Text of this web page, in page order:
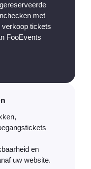
met
verkoop tickets
FooEvents
en
uw website.